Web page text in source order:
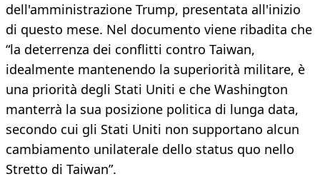
dell'amministrazione Trump, presentata all'inizio
di questo mese. Nel documento viene ribadita che
“la deterrenza dei conflitti contro Taiwan,
idealmente mantenendo la superiorità militare, è
una priorità degli Stati Uniti e che Washington
manterrà la sua posizione politica di lunga data,
secondo cui gli Stati Uniti non supportano alcun
cambiamento unilaterale dello status quo nello
Stretto di Taiwan”.